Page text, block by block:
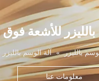
للأشعة فوق
بالليزر » آلة الوسم
معلومات عنا